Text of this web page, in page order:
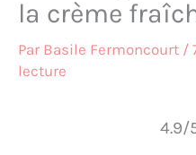
la crème
Par Basile Fermoncourt /
lecture
4.9/